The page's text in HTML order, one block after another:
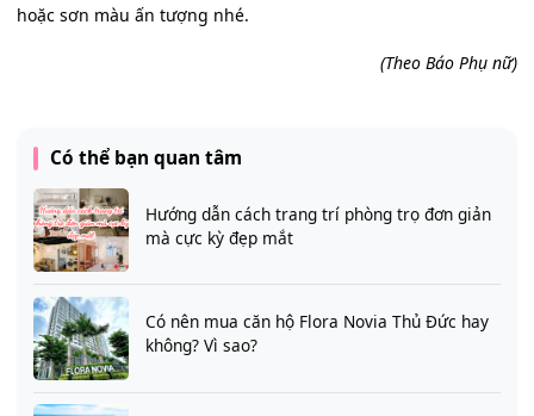
hoặc sơn màu ấn tượng nhé.
(Theo Báo Phụ nữ)
Có thể bạn quan tâm
Hướng dẫn cách trang trí phòng trọ đơn giản
mà cực kỳ đẹp mắt
Có nên mua căn hộ Flora Novia Thủ Đức hay
không? Vì sao?